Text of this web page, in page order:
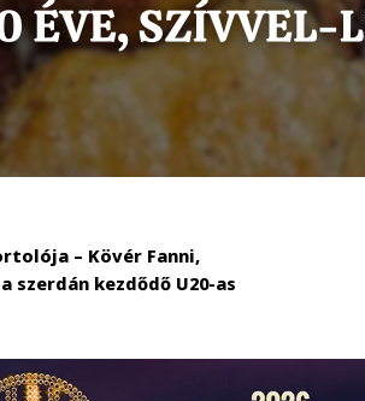
– Kövér Fanni,
szerdán kezdődő U20-as